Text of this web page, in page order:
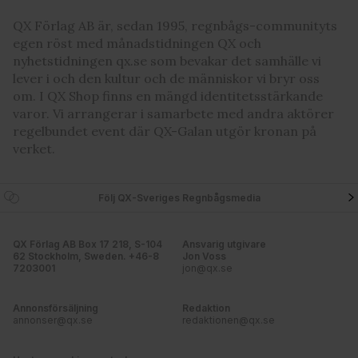
QX Förlag AB är, sedan 1995, regnbågs-communityts
egen röst med månadstidningen QX och
nyhetstidningen qx.se som bevakar det samhälle vi
lever i och den kultur och de människor vi bryr oss
om. I QX Shop finns en mängd identitetsstärkande
varor. Vi arrangerar i samarbete med andra aktörer
regelbundet event där QX-Galan utgör kronan på
verket.
Följ QX-Sveriges Regnbågsmedia
QX Förlag AB Box 17 218, S-104
62 Stockholm, Sweden. +46-8
7203001
Ansvarig utgivare
Jon Voss
jon@qx.se
Annonsförsäljning
annonser@qx.se
Redaktion
redaktionen@qx.se